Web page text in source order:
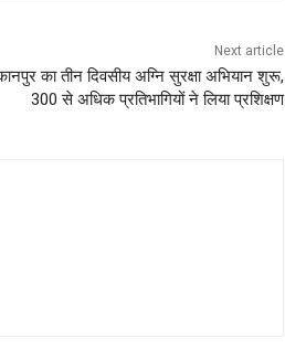
Next article
का तीन दिवसीय अग्नि सुरक्षा अभियान शुरू,
300 से अधिक प्रतिभागियों ने लिया प्रशिक्षण